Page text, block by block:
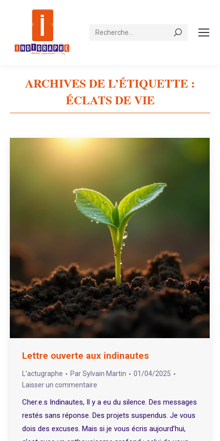
Recherche
ARCHIVES DE L’ÉTIQUETTE :
ÉCLATS DE VIE
Vous êtes ici :
Lettre ouverte aux indinautes
L'actugraphe ParSylvain Martin
01/04/2025
Laisser un commentaire
Cher.e.s Indinautes, Il y a eu du silence. Des messages
restés sans réponse. Des projets suspendus. Je vous
dois des excuses. Mais si je vous écris aujourd’hui,